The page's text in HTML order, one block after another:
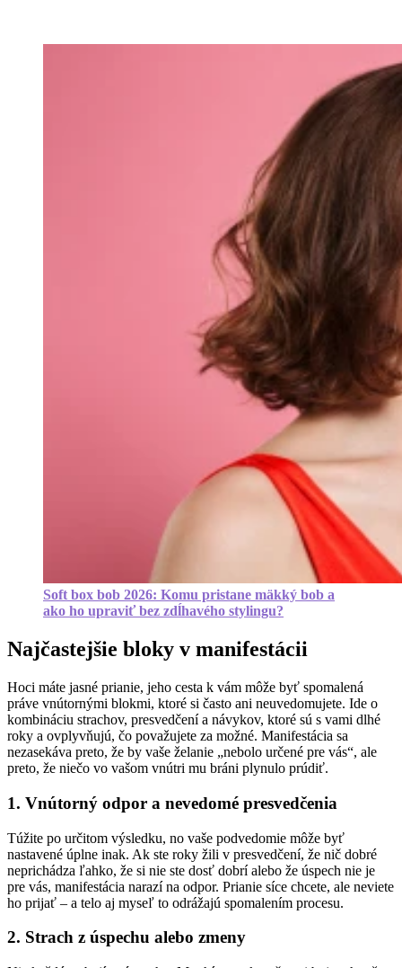
Soft box bob 2026: Komu pristane mäkký bob a
ako ho upraviť bez zdĺhavého stylingu?
Najčastejšie bloky v manifestácii
Hoci máte jasné prianie, jeho cesta k vám môže byť spomalená
práve vnútornými blokmi, ktoré si často ani neuvedomujete. Ide o
kombináciu strachov, presvedčení a návykov, ktoré sú s vami dlhé
roky a ovplyvňujú, čo považujete za možné. Manifestácia sa
nezasekáva preto, že by vaše želanie „nebolo určené pre vás“, ale
preto, že niečo vo vašom vnútri mu bráni plynulo prúdiť.
1. Vnútorný odpor a nevedomé presvedčenia
Túžite po určitom výsledku, no vaše podvedomie môže byť
nastavené úplne inak. Ak ste roky žili v presvedčení, že nič dobré
neprichádza ľahko, že si nie ste dosť dobrí alebo že úspech nie je
pre vás, manifestácia narazí na odpor. Prianie síce chcete, ale neviete
ho prijať – a telo aj myseľ to odrážajú spomalením procesu.
2. Strach z úspechu alebo zmeny